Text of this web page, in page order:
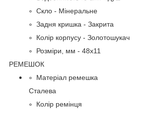
Скло - Мінеральне
Задня кришка - Закрита
Колір корпусу - Золотошукач
Розміри, мм - 48х11
РЕМЕШОК
Матеріал ремешка
Сталева
Колір ремінця